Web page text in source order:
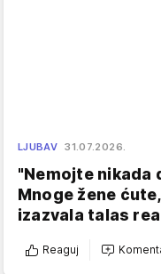
LJUBAV 31.07.2026.
"Nemojte nikada
Mnoge žene
izazvala talas
Reaguj